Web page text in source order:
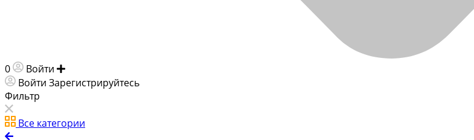
0 Войти
Войти Зарегистрируйтесь
Фильтр
Все категории